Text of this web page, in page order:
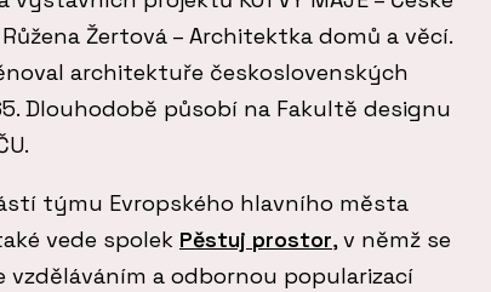
Žertová – Architektka domů a věcí.
architektuře československých
Dlouhodobě působí na Fakultě designu
týmu Evropského hlavního města
vede spolek Pěstuj prostor, v němž se
a odbornou popularizací